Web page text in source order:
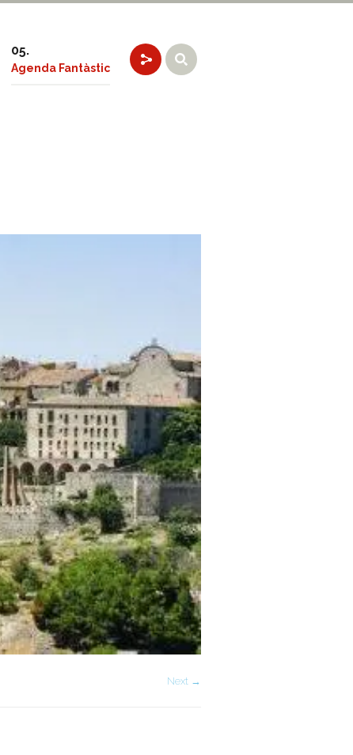
Agenda Fantàstic
Next →